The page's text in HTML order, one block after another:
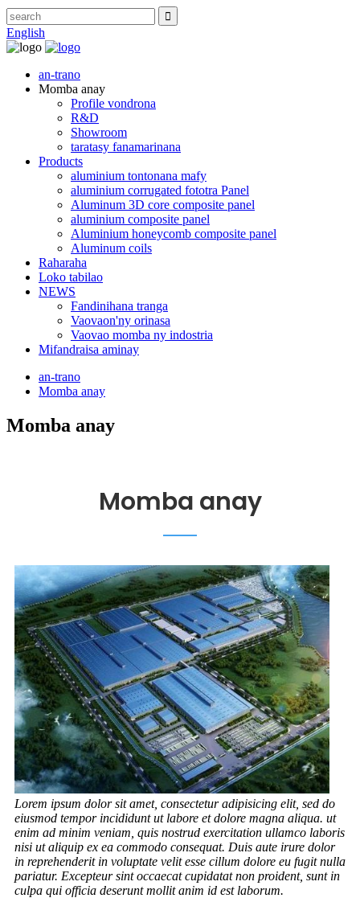
English
an-trano
Momba anay
Profile vondrona
R&D
Showroom
taratasy fanamarinana
Products
aluminium tontonana mafy
aluminium corrugated fototra Panel
Aluminum 3D core composite panel
aluminium composite panel
Aluminium honeycomb composite panel
Aluminum coils
Raharaha
Loko tabilao
NEWS
Fandinihana tranga
Vaovaon'ny orinasa
Vaovao momba ny indostria
Mifandraisa aminay
an-trano
Momba anay
Momba anay
Momba anay
Lorem ipsum dolor sit amet, consectetur adipisicing elit, sed do
eiusmod tempor incididunt ut labore et dolore magna aliqua. ut
enim ad minim veniam, quis nostrud exercitation ullamco laboris
nisi ut aliquip ex ea commodo consequat. Duis aute irure dolor
in reprehenderit in voluptate velit esse cillum dolore eu fugit nulla
pariatur. Excepteur sint occaecat cupidatat non proident, sunt in
culpa qui officia deserunt mollit anim id est laborum.